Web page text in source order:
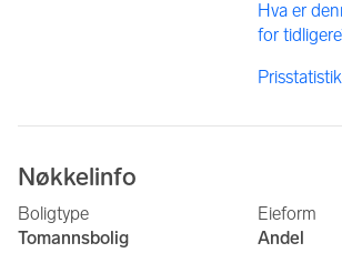
Hva er
for
Nøkkelinfo
Boligtype
Tomannsbolig
Eieform
Andel